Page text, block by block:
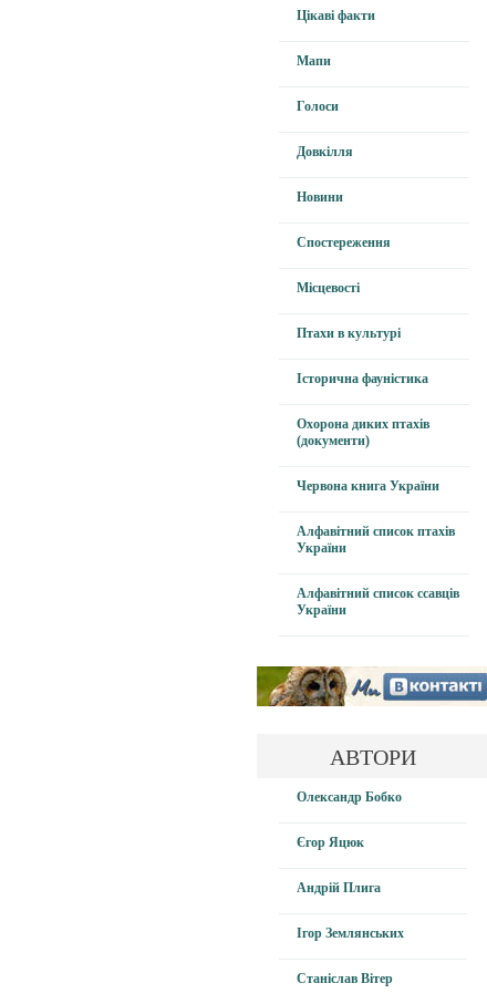
Цікаві факти
Мапи
Голоси
Довкілля
Новини
Спостереження
Місцевості
Птахи в культурі
Історична фауністика
Охорона диких птахів
(документи)
Червона книга України
Алфавітний список птахів
України
Алфавітний список ссавців
України
АВТОРИ
Олександр Бобко
Єгор Яцюк
Андрій Плига
Ігор Землянських
Станіслав Вітер